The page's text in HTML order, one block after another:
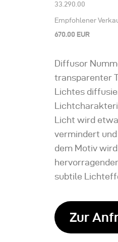
33.290.00
Empfohlener
670.00 EUR
Diffusor
transparenter
Lichtes
Licht wird
vermindert
dem Motiv
subtile
Zur